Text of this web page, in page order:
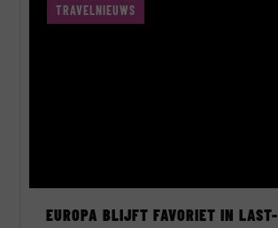
TRAVELNIEUWS
EUROPA BLIJFT FAVORIET IN LAST-